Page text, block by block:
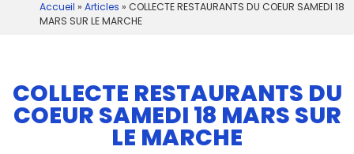
Accueil » Articles » COLLECTE RESTAURANTS DU COEUR SAMEDI 18
MARS SUR LE MARCHE
COLLECTE RESTAURANTS DU
COEUR SAMEDI 18 MARS SUR
LE MARCHE